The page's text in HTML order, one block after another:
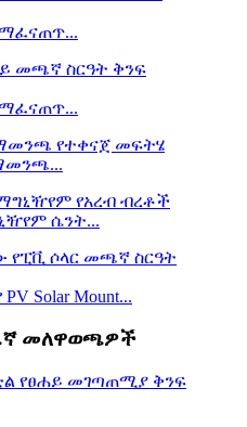
ሴንት...
Solar Mount...
መለዋወጫዎች